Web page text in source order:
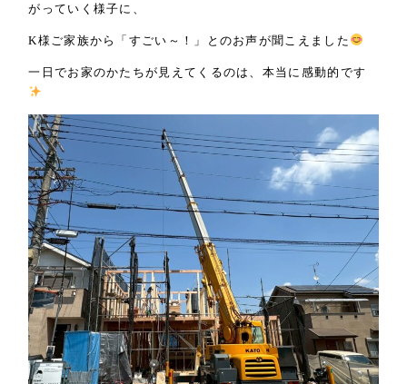
がっていく様子に、
K様ご家族から「すごい～！」とのお声が聞こえました
一日でお家のかたちが見えてくるのは、本当に感動的です